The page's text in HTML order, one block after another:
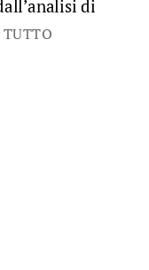
di